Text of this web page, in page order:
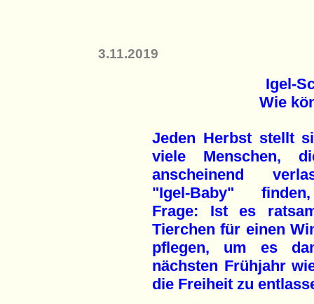
3.11.2019
Igel-
Wie
Jeden Herbst stellt
viele Menschen,
anscheinend
"Igel-Baby"
Frage: Ist es
Tierchen für einen
pflegen, um es
nächsten Frühjahr
die Freiheit zu